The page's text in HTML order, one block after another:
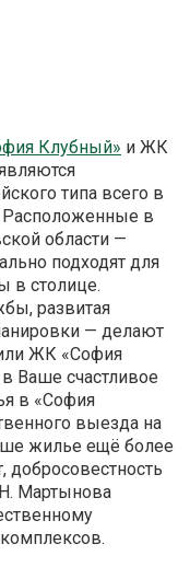
Клубный» и ЖК
типа всего в
Расположенные в
области —
подходят для
в столице.
развитая
— делают
ЖК «София
Ваше счастливое
в «София
выезда на
жилье ещё более
Мартынова